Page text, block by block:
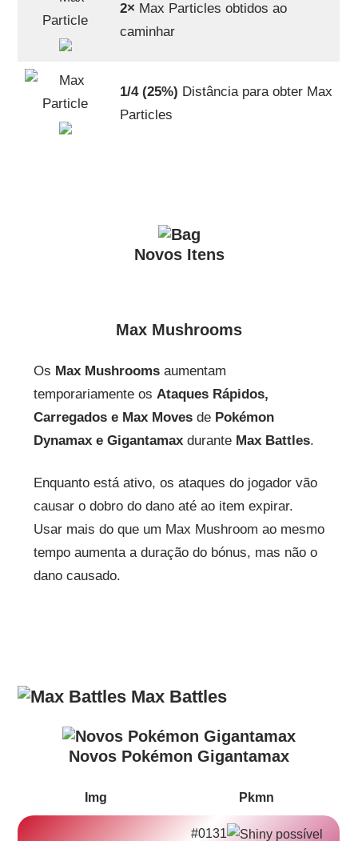
2× Max Particles obtidos ao
caminhar
1/4 (25%) Distância para obter Max
Particles
Novos Itens
Max Mushrooms
Os Max Mushroomsaumentam
temporariamente os Ataques Rápidos,
Carregados e Max Movesde Pokémon
Dynamax e Gigantamaxdurante Max Battles.
Enquanto está ativo, os ataques do jogador vão
causar o dobro do dano até ao item expirar.
Usar mais do que um Max Mushroom ao mesmo
tempo aumenta a duração do bónus, mas não o
dano causado.
Max Battles
Novos Pokémon Gigantamax
Img Pkmn
#0131